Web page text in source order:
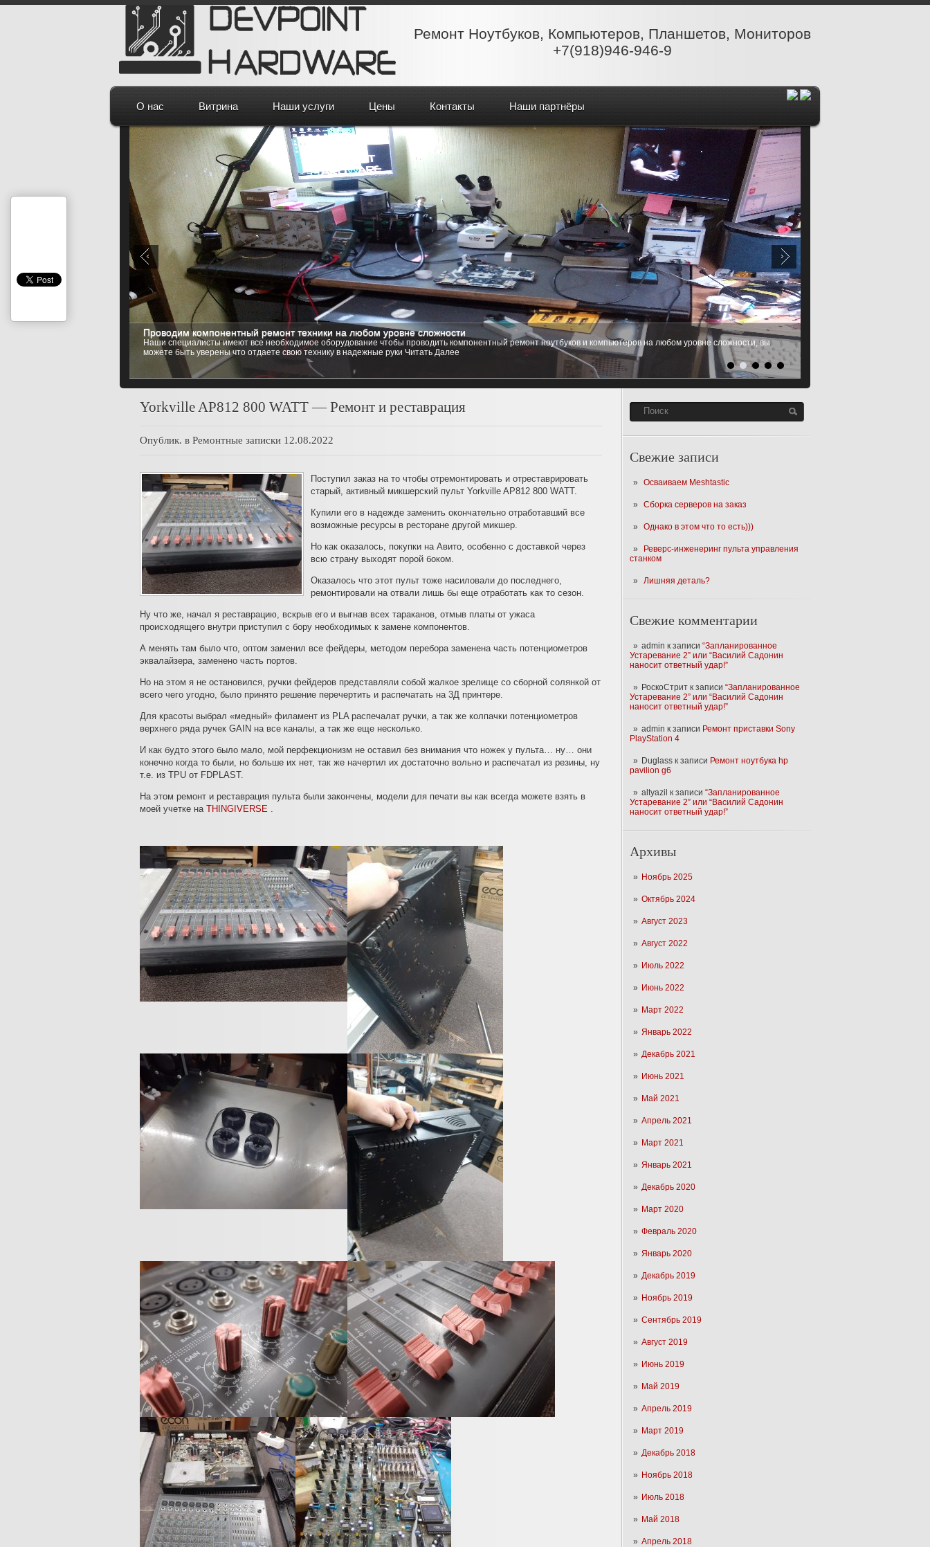
Ремонт Ноутбуков, Компьютеров, Планшетов, Мониторов
+7(918)946-946-9
О нас Витрина Наши услуги Цены Контакты Наши партнёры
Проводим компонентный ремонт техники на любом уровне сложности
Наши специалисты имеют все необходимое оборудование чтобы проводить компонентный ремонт ноутбуков и компьютеров на любом уровне сложности, вы
можете быть уверены что отдаете свою технику в надежные руки Читать Далее
Свежие записи
Осваиваем Meshtastic
Сборка серверов на заказ
Однако в этом что то есть)))
Реверс-инженеринг пульта управления
станком
Лишняя деталь?
Свежие комментарии
admin к записи “Запланированное
Устаревание 2” или “Василий Садонин
наносит ответный удар!”
РоскоСтрит к записи “Запланированное
Устаревание 2” или “Василий Садонин
наносит ответный удар!”
admin к записи Ремонт приставки Sony
PlayStation 4
Duglass к записи Ремонт ноутбука hp
pavilion g6
altyazil к записи “Запланированное
Устаревание 2” или “Василий Садонин
наносит ответный удар!”
Архивы
Ноябрь 2025
Октябрь 2024
Август 2023
Август 2022
Июль 2022
Июнь 2022
Март 2022
Январь 2022
Декабрь 2021
Июнь 2021
Май 2021
Апрель 2021
Март 2021
Январь 2021
Декабрь 2020
Март 2020
Февраль 2020
Январь 2020
Декабрь 2019
Ноябрь 2019
Сентябрь 2019
Август 2019
Июнь 2019
Май 2019
Апрель 2019
Март 2019
Декабрь 2018
Ноябрь 2018
Июль 2018
Май 2018
Апрель 2018
Yorkville AP812 800 WATT — Ремонт и реставрация
Опублик. в Ремонтные записки 12.08.2022
Поступил заказ на то чтобы отремонтировать и отреставрировать
старый, активный микшерский пульт Yorkville AP812 800 WATT.
Купили его в надежде заменить окончательно отработавший все
возможные ресурсы в ресторане другой микшер.
Но как оказалось, покупки на Авито, особенно с доставкой через
всю страну выходят порой боком.
Оказалось что этот пульт тоже насиловали до последнего,
ремонтировали на отвали лишь бы еще отработать как то сезон.
Ну что же, начал я реставрацию, вскрыв его и выгнав всех тараканов, отмыв платы от ужаса
происходящего внутри приступил с бору необходимых к замене компонентов.
А менять там было что, оптом заменил все фейдеры, методом перебора заменена часть потенциометров
эквалайзера, заменено часть портов.
Но на этом я не остановился, ручки фейдеров представляли собой жалкое зрелище со сборной солянкой от
всего чего угодно, было принято решение перечертить и распечатать на 3Д принтере.
Для красоты выбрал «медный» филамент из PLA распечалат ручки, а так же колпачки потенциометров
верхнего ряда ручек GAIN на все каналы, а так же еще несколько.
И как будто этого было мало, мой перфекционизм не оставил без внимания что ножек у пульта… ну… они
конечно когда то были, но больше их нет, так же начертил их достаточно вольно и распечатал из резины, ну
т.е. из TPU от FDPLAST.
На этом ремонт и реставрация пульта были закончены, модели для печати вы как всегда можете взять в
моей учетке на THINGIVERSE .